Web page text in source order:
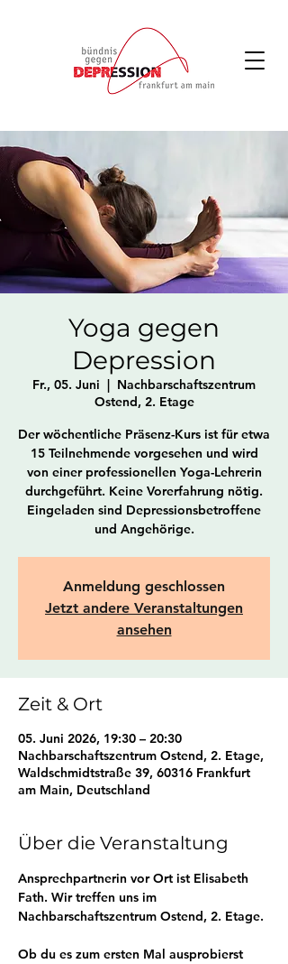
Yoga gegen
Depression
Fr., 05. Juni
  |
Nachbarschaftszentrum
Ostend, 2. Etage
Der wöchentliche Präsenz-Kurs ist für etwa
15 Teilnehmende vorgesehen und wird
von einer professionellen Yoga-Lehrerin
durchgeführt. Keine Vorerfahrung nötig.
Eingeladen sind Depressionsbetroffene
und Angehörige.
Anmeldung geschlossen
Jetzt andere Veranstaltungen
ansehen
Zeit & Ort
05. Juni 2026, 19:30 – 20:30
Nachbarschaftszentrum Ostend, 2. Etage,
Waldschmidtstraße 39, 60316 Frankfurt
am Main, Deutschland
Über die Veranstaltung
Ansprechpartnerin vor Ort ist Elisabeth
Fath. Wir treffen uns im
Nachbarschaftszentrum Ostend, 2. Etage.
Ob du es zum ersten Mal ausprobierst